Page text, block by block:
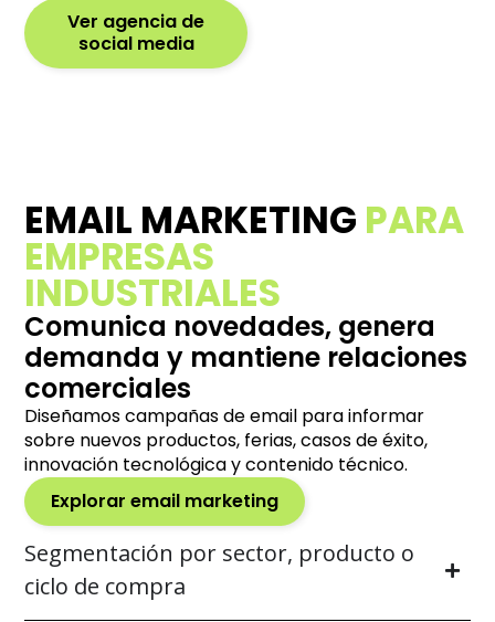
Ver agencia de
social media
Segmentación por sector, producto o
ciclo de compra
EMAIL MARKETING PARA
EMPRESAS
INDUSTRIALES
Comunica novedades, genera
demanda y mantiene relaciones
comerciales
Diseñamos campañas de email para informar
sobre nuevos productos, ferias, casos de éxito,
innovación tecnológica y contenido técnico.
Explorar email marketing